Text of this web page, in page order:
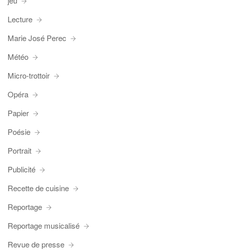
Lecture
Marie José Perec
Météo
Micro-trottoir
Opéra
Papier
Poésie
Portrait
Publicité
Recette de cuisine
Reportage
Reportage musicalisé
Revue de presse